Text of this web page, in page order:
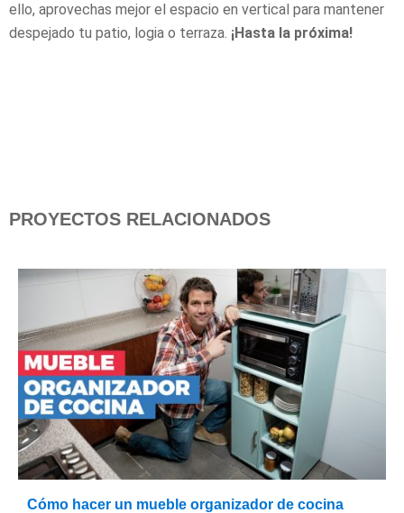
ello, aprovechas mejor el espacio en vertical para mantener
despejado tu patio, logia o terraza. ¡Hasta la próxima!
PROYECTOS RELACIONADOS
Cómo hacer un mueble organizador de cocina